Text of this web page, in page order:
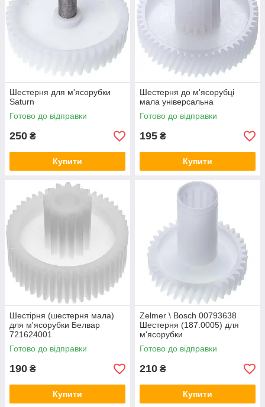
Шестерня для м'ясорубки
Saturn
Готово до відправки
250 ₴
Купити
Шестерня до м'ясорубці
мала універсальна
Готово до відправки
195 ₴
Купити
Шестірня (шестерня мала)
для м'ясорубки Белвар
721624001
Готово до відправки
190 ₴
Купити
Zelmer \ Bosch 00793638
Шестерня (187.0005) для
м'ясорубки
Готово до відправки
210 ₴
Купити